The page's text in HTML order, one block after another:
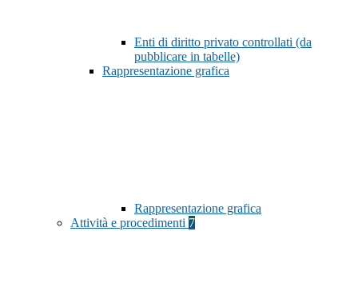
Enti di diritto privato controllati (da
pubblicare in tabelle)
Rappresentazione grafica
Rappresentazione grafica
Attività e procedimenti 7